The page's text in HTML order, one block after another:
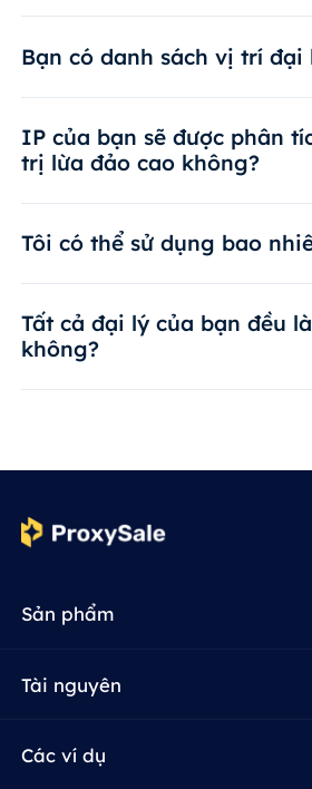
Bạn có danh sách vị trí đại
IP của bạn sẽ được phân
trị lừa đảo cao không?
Tôi có thể sử dụng bao
Tất cả đại lý của bạn đều
không?
Sản phẩm
Tài nguyên
Các ví dụ